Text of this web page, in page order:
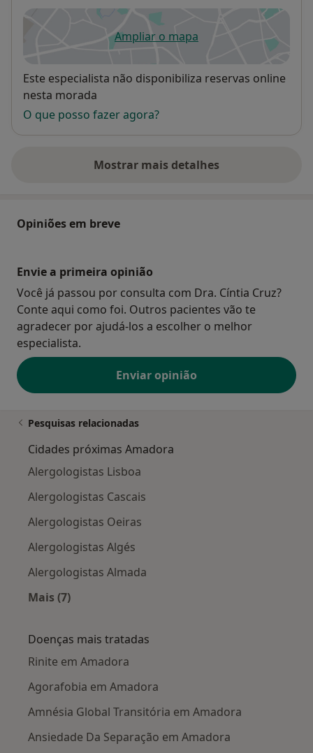
Ampliar o mapaabre num novo separador
Disponibilidade
Este especialista não disponibiliza reservas online
nesta morada
O que posso fazer agora?
Mostrar mais detalhes
sobre o endereço
Opiniões em breve
Envie a primeira opinião
Você já passou por consulta com Dra. Cíntia Cruz?
Conte aqui como foi. Outros pacientes vão te
agradecer por ajudá-los a escolher o melhor
especialista.
Enviar opinião
Pesquisas relacionadas
Cidades próximas Amadora
Alergologistas Lisboa
Alergologistas Cascais
Alergologistas Oeiras
Alergologistas Algés
Alergologistas Almada
Mais (7)
Doenças mais tratadas
Rinite em Amadora
Agorafobia em Amadora
Amnésia Global Transitória em Amadora
Ansiedade Da Separação em Amadora